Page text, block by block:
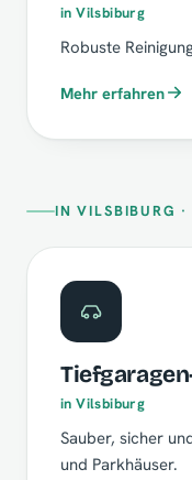
in Vilsbiburg
Robuste
Mehr erfahren
IN VILSBIBURG ·
in Vilsbiburg
Sauber, sicher
und Parkhäuser.